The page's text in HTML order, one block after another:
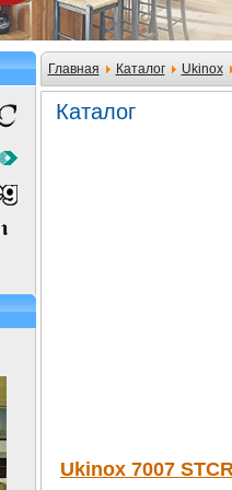
Главная Каталог Ukinox
Каталог
Ukinox 7007